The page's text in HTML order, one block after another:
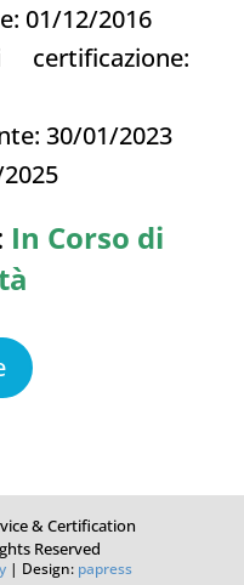
01/12/2016
30/01/2023
In Corso di
& Certification
Reserved
| Design: papress